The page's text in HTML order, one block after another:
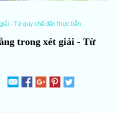
- Từ quy chế đến thực tiễn
trong xét giải - Từ